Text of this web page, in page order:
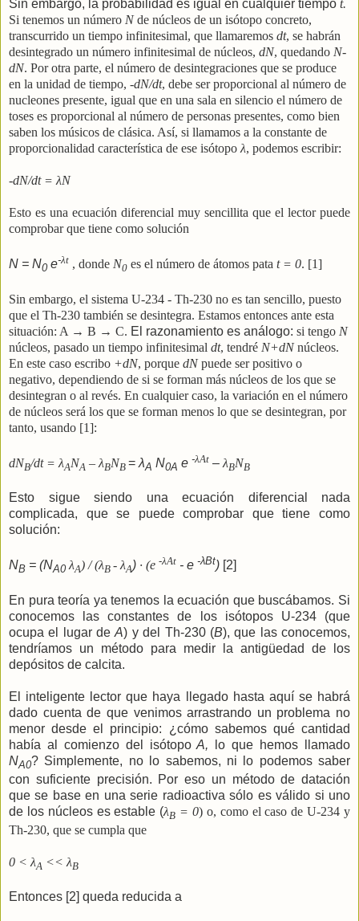
Sin embargo, la probabilidad es igual en cualquier tiempo t.
Si tenemos un número Nde núcleos de un isótopo concreto,
transcurrido un tiempo infinitesimal, que llamaremos dt, se habrán
desintegrado un número infinitesimal de núcleos, dN, quedando N-
dN. Por otra parte, el número de desintegraciones que se produce
en la unidad de tiempo, -dN/dt, debe ser proporcional al número de
nucleones presente, igual que en una sala en silencio el número de
toses es proporcional al número de personas presentes, como bien
saben los músicos de clásica. Así, si llamamos a la constante de
proporcionalidad característica de ese isótopo λ, podemos escribir:
-dN/dt = λN
Esto es una ecuación diferencial muy sencillita que el lector puede
comprobar que tiene como solución
N = N0 e-λt , donde N0 es el número de átomos pata t = 0. [1]
Sin embargo, el sistema U-234 - Th-230 no es tan sencillo, puesto
que el Th-230 también se desintegra. Estamos entonces ante esta
situación: A → B → C. El razonamiento es análogo: si tengo N
núcleos, pasado un tiempo infinitesimal dt, tendré N+dNnúcleos.
En este caso escribo +dN, porque dNpuede ser positivo o
negativo, dependiendo de si se forman más núcleos de los que se
desintegran o al revés. En cualquier caso, la variación en el número
de núcleos será los que se forman menos lo que se desintegran, por
tanto, usando [1]:
dNB/dt = λANA – λBNB = λA N0A e -λAt – λBNB
Esto sigue siendo una ecuación diferencial nada
complicada, que se puede comprobar que tiene como
solución:
NB = (NA0λA) / (λB -λA) · (e -λAt - e -λBt) [2]
En pura teoría ya tenemos la ecuación que buscábamos. Si
conocemos las constantes de los isótopos U-234 (que
ocupa el lugar deA) y del Th-230 (B), que las conocemos,
tendríamos un método para medir la antigüedad de los
depósitos de calcita.
El inteligente lector que haya llegado hasta aquí se habrá
dado cuenta de que venimos arrastrando un problema no
menor desde el principio: ¿cómo sabemos qué cantidad
había al comienzo del isótopoA,
lo que hemos llamado
NA0? Simplemente, no lo sabemos, ni lo podemos saber
con suficiente precisión. Por eso un método de datación
que se base en una serie radioactiva sólo es válido si uno
de los núcleos es estable (λB = 0) o, como el caso de U-234 y
Th-230, que se cumpla que
0 < λA << λB
Entonces [2] queda reducida a